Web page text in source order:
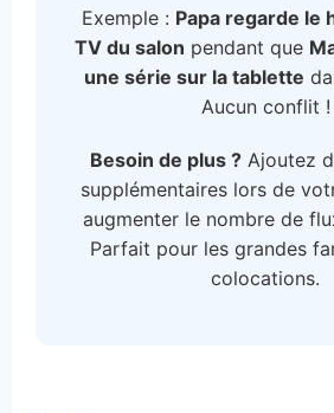
Exemple : Papa regarde le
TV du salon pendant que
une série sur la tablette
Aucun conflit !
Besoin de plus ?Ajoutez
supplémentaires lors de
augmenter le nombre de
Parfait pour les grandes
colocations.